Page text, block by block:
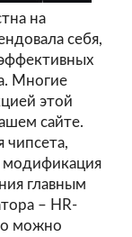
на
себя,
Многие
этой
сайте.
чипсета,
модификация
главным
– HR-
можно